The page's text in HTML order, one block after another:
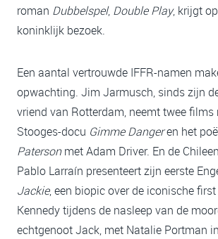
roman Dubbelspel, Double Play, krijgt
koninklijk bezoek.
Een aantal vertrouwde IFFR-namen
opwachting. Jim Jarmusch, sinds zijn
vriend van Rotterdam, neemt twee films
Stooges-docu Gimme Dangeren het
Patersonmet Adam Driver. En de
Pablo Larraín presenteert zijn eerste
Jackie, een biopic over de iconische
Kennedy tijdens de nasleep van de
echtgenoot Jack, met Natalie Portman